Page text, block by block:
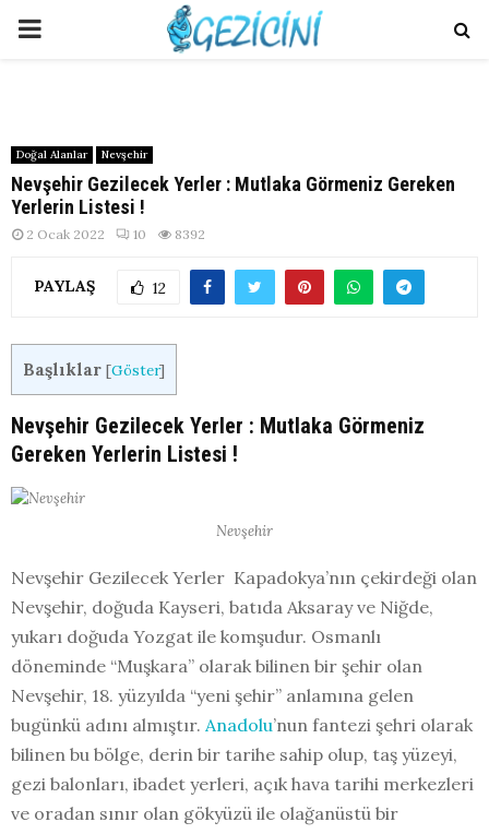
PRIMARY
Doğal Alanlar Nevşehir
Nevşehir Gezilecek Yerler : Mutlaka Görmeniz Gereken
Yerlerin Listesi !
2 Ocak 2022 10 8392
PAYLAŞ 12
Başlıklar [Göster]
Nevşehir Gezilecek Yerler : Mutlaka Görmeniz
Gereken Yerlerin Listesi !
Nevşehir
Nevşehir Gezilecek Yerler Kapadokya’nın çekirdeği olan
Nevşehir, doğuda Kayseri, batıda Aksaray ve Niğde,
yukarı doğuda Yozgat ile komşudur. Osmanlı
döneminde “Muşkara” olarak bilinen bir şehir olan
Nevşehir, 18. yüzyılda “yeni şehir” anlamına gelen
bugünkü adını almıştır. Anadolu’nun fantezi şehri olarak
bilinen bu bölge, derin bir tarihe sahip olup, taş yüzeyi,
gezi balonları, ibadet yerleri, açık hava tarihi merkezleri
ve oradan sınır olan gökyüzü ile olağanüstü bir